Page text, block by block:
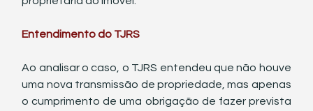
Entendimento do TJRS
Ao analisar o caso, o TJRS entendeu que não houve
uma nova transmissão de propriedade, mas apenas
o cumprimento de uma obrigação de fazer prevista